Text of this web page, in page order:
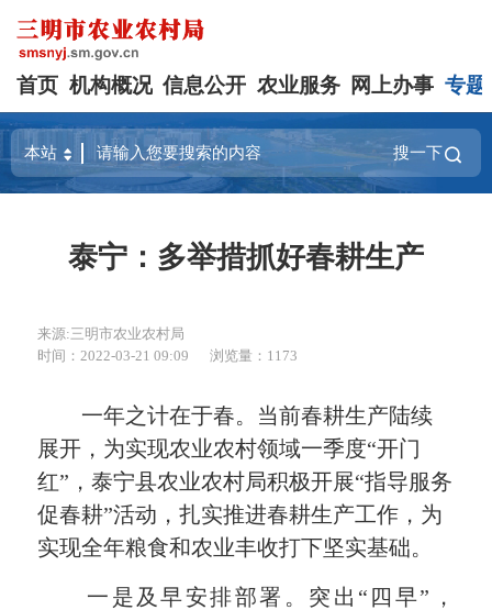
首页 机构概况 信息公开 农业服务 网上办事 专题
搜一下
泰宁：多举措抓好春耕生产
来源:三明市农业农村局
时间：2022-03-21 09:09
浏览量：1173
一年之计在于春。当前春耕生产陆续
展开，为实现农业农村领域一季度“开门
红”，泰宁县农业农村局积极开展“指导服务
促春耕”活动，扎实推进春耕生产工作，为
实现全年粮食和农业丰收打下坚实基础。
一是及早安排部署。突出“四早”，